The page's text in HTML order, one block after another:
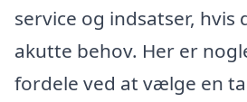
service og indsatser, hvis
akutte behov. Her er
fordele ved at vælge en